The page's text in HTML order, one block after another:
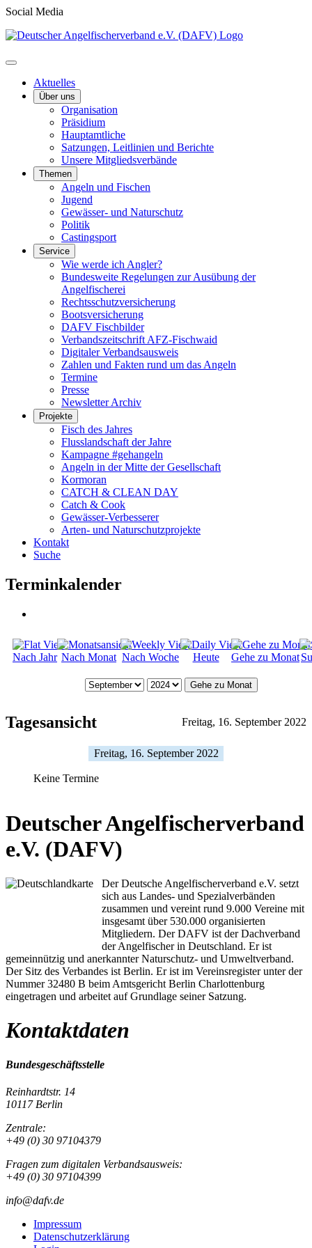
Social Media
Aktuelles
Über uns
Organisation
Präsidium
Hauptamtliche
Satzungen, Leitlinien und Berichte
Unsere Mitgliedsverbände
Themen
Angeln und Fischen
Jugend
Gewässer- und Naturschutz
Politik
Castingsport
Service
Wie werde ich Angler?
Bundesweite Regelungen zur Ausübung der
Angelfischerei
Rechtsschutzversicherung
Bootsversicherung
DAFV Fischbilder
Verbandszeitschrift AFZ-Fischwaid
Digitaler Verbandsausweis
Zahlen und Fakten rund um das Angeln
Termine
Presse
Newsletter Archiv
Projekte
Fisch des Jahres
Flusslandschaft der Jahre
Kampagne #gehangeln
Angeln in der Mitte der Gesellschaft
Kormoran
CATCH & CLEAN DAY
Catch & Cook
Gewässer-Verbesserer
Arten- und Naturschutzprojekte
Kontakt
Suche
Terminkalender
Nach Jahr Nach Monat Nach Woche Heute Gehe zu Monat
Gehe zu Monat
Tagesansicht Freitag, 16. September 2022
Freitag, 16. September 2022
Keine Termine
Deutscher Angelfischerverband
e.V. (DAFV)
Der Deutsche Angelfischerverband e.V. setzt
sich aus Landes- und Spezialverbänden
zusammen und vereint rund 9.000 Vereine mit
insgesamt über 530.000 organisierten
Mitgliedern. Der DAFV ist der Dachverband
der Angelfischer in Deutschland. Er ist
gemeinnützig und anerkannter Naturschutz- und Umweltverband.
Der Sitz des Verbandes ist Berlin. Er ist im Vereinsregister unter der
Nummer 32480 B beim Amtsgericht Berlin Charlottenburg
eingetragen und arbeitet auf Grundlage seiner Satzung.
Kontaktdaten
Bundesgeschäftsstelle
Reinhardtstr. 14
10117 Berlin
Zentrale:
+49 (0) 30 97104379
Fragen zum digitalen Verbandsausweis:
+49 (0) 30 97104399
info@dafv.de
Impressum
Datenschutzerklärung